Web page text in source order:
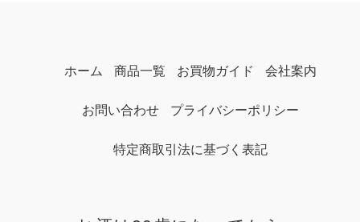
ホーム 商品一覧 お買物ガイド 会社案内
お問い合わせ プライバシーポリシー
特定商取引法に基づく表記